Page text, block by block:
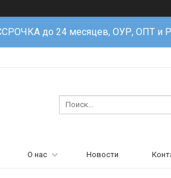
до 24 месяцев, ОУР, ОПТ и
О нас Новости